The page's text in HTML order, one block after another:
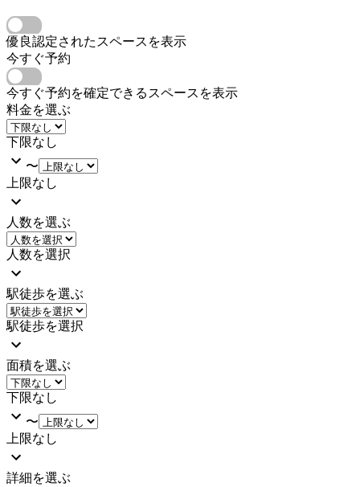
優良認定されたスペースを表示
今すぐ予約
今すぐ予約を確定できるスペースを表示
料金を選ぶ
下限なし
〜
上限なし
人数を選ぶ
人数を選択
駅徒歩を選ぶ
駅徒歩を選択
面積を選ぶ
下限なし
〜
上限なし
詳細を選ぶ